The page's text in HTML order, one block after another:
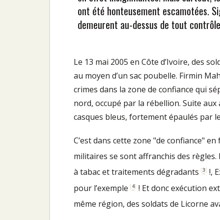
ont été honteusement escamotées.
demeurent au-dessus de tout
Le 13 mai 2005 en Côte d’Ivoire, des
au moyen d’un sac poubelle. Firmin
crimes dans la zone de confiance qui
nord, occupé par la rébellion. Suite
casques bleus, fortement épaulés par
C’est dans cette zone "de confiance"
militaires se sont affranchis des
à tabac et traitements dégradants [3] !,
pour l’exemple [4] ! Et donc exécution
même région, des soldats de Licorne